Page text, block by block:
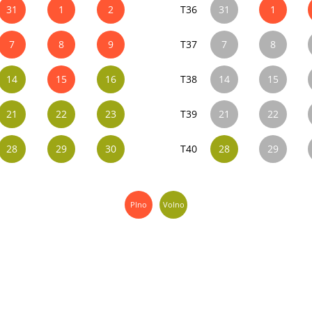
31 1 2
7 8 9
14 15 16
21 22 23
28 29 30
T36 31 1
T37 7 8
T38 14 15
T39 21 22
T40 28 29
Plno Volno